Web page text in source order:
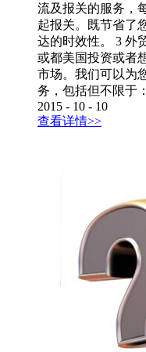
流及报关的服务，
起报关。既节省了
达的时效性。 3 外
或都美国投资或者
市场。我们可以为
务，包括但不限于
2015 - 10 - 10
查看详情>>